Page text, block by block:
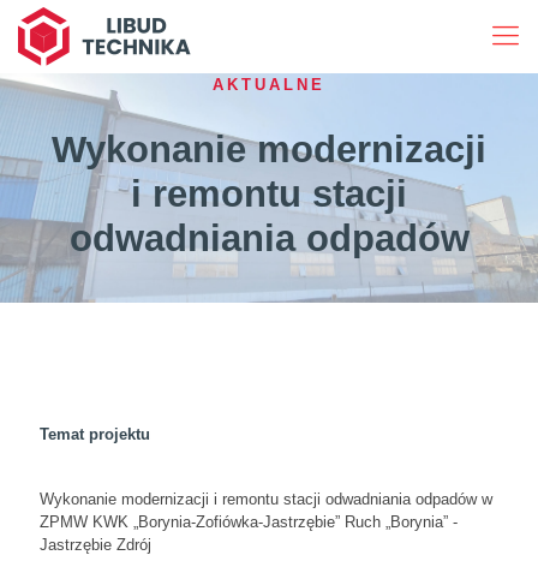
AKTUALNE
Wykonanie modernizacji
i remontu stacji
odwadniania odpadów
Temat projektu
Wykonanie modernizacji i remontu stacji odwadniania odpadów w
ZPMW KWK „Borynia-Zofiówka-Jastrzębie” Ruch „Borynia” -
Jastrzębie Zdrój